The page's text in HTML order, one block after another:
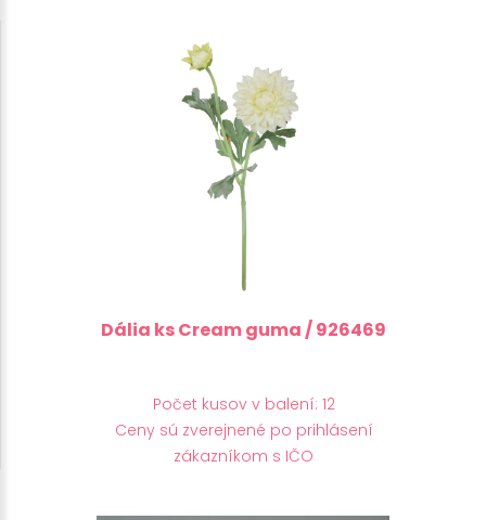
Dália ks Cream guma / 926469
Počet kusov v balení: 12
Ceny sú zverejnené po prihlásení
zákazníkom s IČO